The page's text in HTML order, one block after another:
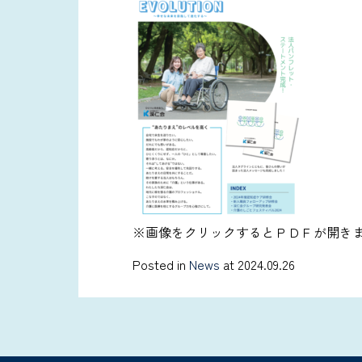
※画像をクリックするとＰＤＦが開き
Posted in News at 2024.09.26